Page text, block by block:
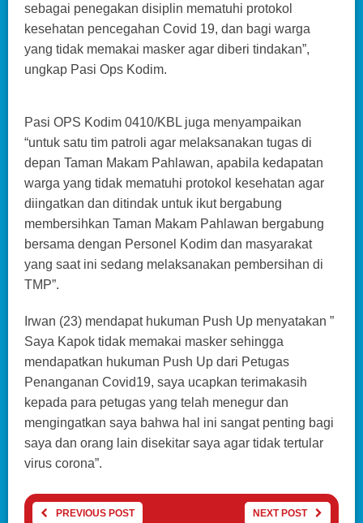
sebagai penegakan disiplin mematuhi protokol
kesehatan pencegahan Covid 19, dan bagi warga
yang tidak memakai masker agar diberi tindakan”,
ungkap Pasi Ops Kodim.
Pasi OPS Kodim 0410/KBL juga menyampaikan
“untuk satu tim patroli agar melaksanakan tugas di
depan Taman Makam Pahlawan, apabila kedapatan
warga yang tidak mematuhi protokol kesehatan agar
diingatkan dan ditindak untuk ikut bergabung
membersihkan Taman Makam Pahlawan bergabung
bersama dengan Personel Kodim dan masyarakat
yang saat ini sedang melaksanakan pembersihan di
TMP”.
Irwan (23) mendapat hukuman Push Up menyatakan ”
Saya Kapok tidak memakai masker sehingga
mendapatkan hukuman Push Up dari Petugas
Penanganan Covid19, saya ucapkan terimakasih
kepada para petugas yang telah menegur dan
mengingatkan saya bahwa hal ini sangat penting bagi
saya dan orang lain disekitar saya agar tidak tertular
virus corona”.
PREVIOUS POST NEXT POST